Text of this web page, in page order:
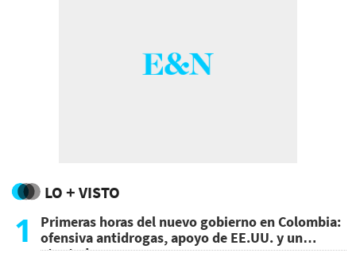
LO + VISTO
1
Primeras horas del nuevo gobierno en Colombia:
ofensiva antidrogas, apoyo de EE.UU. y un